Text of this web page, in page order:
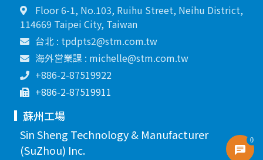
Floor 6-1, No.103, Ruihu Street, Neihu District,
114669 Taipei City, Taiwan
台北 : tpdpts2@stm.com.tw
海外営業課 : michelle@stm.com.tw
+886-2-87519922
+886-2-87519911
蘇州工場
Sin Sheng Technology & Manufacturer
(SuZhou) Inc.
0